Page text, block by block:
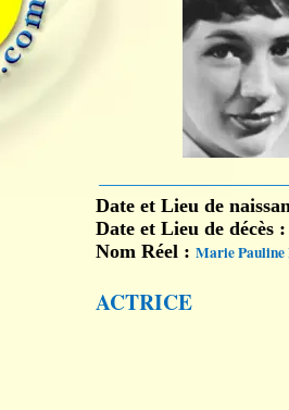
Date et Lieu de
Date et Lieu de décès
Nom Réel : Marie Pauline
ACTRICE